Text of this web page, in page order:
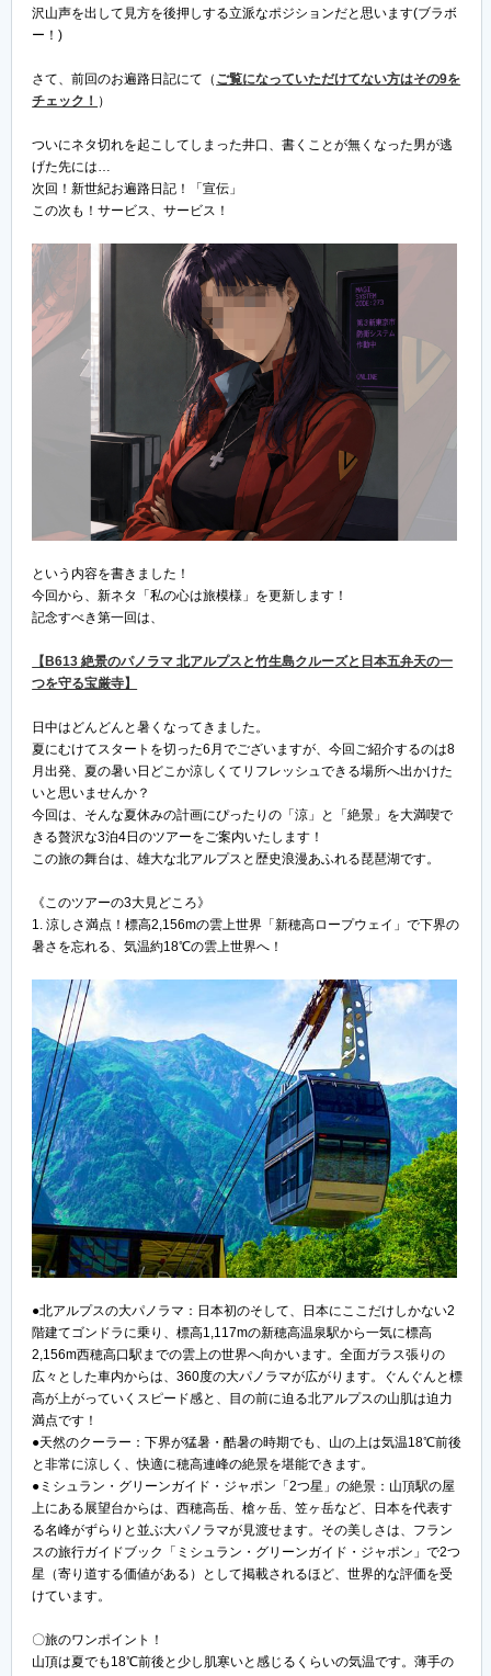
沢山声を出して見方を後押しする立派なポジションだと思います(ブラボ
ー！)
さて、前回のお遍路日記にて（ ご覧になっていただけてない方はその9を
チェック！ ）
ついにネタ切れを起こしてしまった井口、書くことが無くなった男が逃
げた先には…
次回！新世紀お遍路日記！「宣伝」
この次も！サービス、サービス！
という内容を書きました！
今回から、新ネタ「私の心は旅模様」を更新します！
記念すべき第一回は、
【B613 絶景のパノラマ 北アルプスと竹生島クルーズと日本五弁天の一
つを守る宝厳寺】
日中はどんどんと暑くなってきました。
夏にむけてスタートを切った6月でございますが、今回ご紹介するのは8
月出発、夏の暑い日どこか涼しくてリフレッシュできる場所へ出かけた
いと思いませんか？
今回は、そんな夏休みの計画にぴったりの「涼」と「絶景」を大満喫で
きる贅沢な3泊4日のツアーをご案内いたします！
この旅の舞台は、雄大な北アルプスと歴史浪漫あふれる琵琶湖です。
《このツアーの3大見どころ》
1. 涼しさ満点！標高2,156mの雲上世界「新穂高ロープウェイ」で下界の
暑さを忘れる、気温約18℃の雲上世界へ！
●北アルプスの大パノラマ：日本初のそして、日本にここだけしかない2
階建てゴンドラに乗り、標高1,117mの新穂高温泉駅から一気に標高
2,156m西穂高口駅までの雲上の世界へ向かいます。全面ガラス張りの
広々とした車内からは、360度の大パノラマが広がります。ぐんぐんと標
高が上がっていくスピード感と、目の前に迫る北アルプスの山肌は迫力
満点です！
●天然のクーラー：下界が猛暑・酷暑の時期でも、山の上は気温18℃前後
と非常に涼しく、快適に穂高連峰の絶景を堪能できます。
●ミシュラン・グリーンガイド・ジャポン「2つ星」の絶景：山頂駅の屋
上にある展望台からは、西穂高岳、槍ヶ岳、笠ヶ岳など、日本を代表す
る名峰がずらりと並ぶ大パノラマが見渡せます。その美しさは、フラン
スの旅行ガイドブック「ミシュラン・グリーンガイド・ジャポン」で2つ
星（寄り道する価値がある）として掲載されるほど、世界的な評価を受
けています。
〇旅のワンポイント！
山頂は夏でも18℃前後と少し肌寒いと感じるくらいの気温です。薄手の